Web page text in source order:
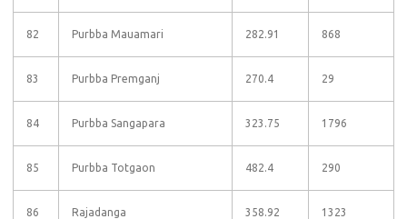
82 Purbba Mauamari 282.91 868
83 Purbba Premganj 270.4 29
84 Purbba Sangapara 323.75 1796
85 Purbba Totgaon 482.4 290
86 Rajadanga 358.92 1323